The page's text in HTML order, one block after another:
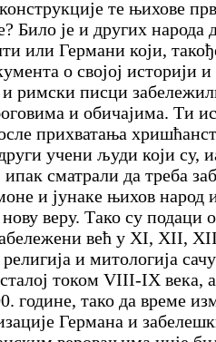
те њихове
Било је и других народа
или Германи који,
о својој историји
и римски писци
и обичајима. Ти
прихватања
учени људи који су,
сматрали да треба
и јунаке њихов народ
веру. Тако су подаци о
већ у XI, XII,
и митологија
током VIII-IX века,
године, тако да време
Германа и